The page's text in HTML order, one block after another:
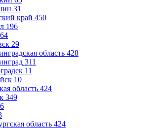
31
край 450
196
64
29
область 428
311
11
10
область 424
349
область 424